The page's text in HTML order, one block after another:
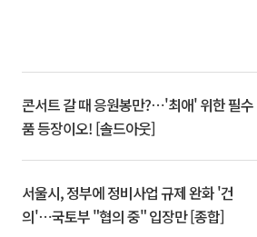
콘서트 갈 때 응원봉만?⋯'최애' 위한 필수
품 등장이오! [솔드아웃]
서울시, 정부에 정비사업 규제 완화 '건
의'⋯국토부 "협의 중" 입장만 [종합]